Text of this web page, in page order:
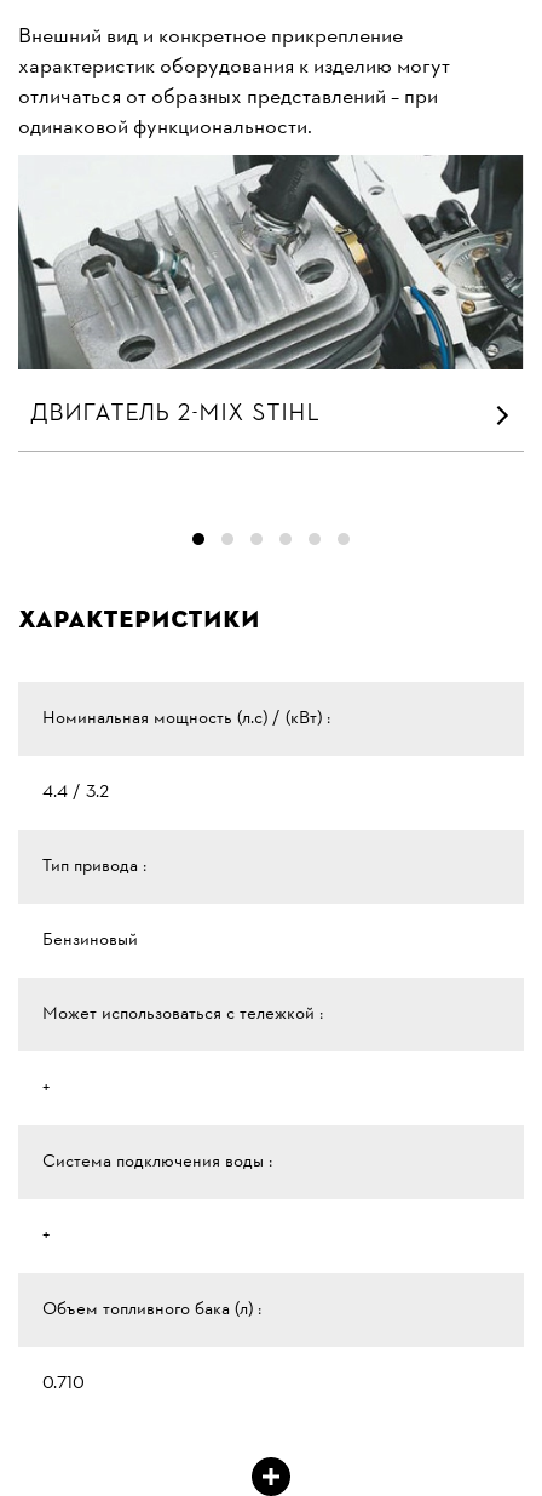
Внешний вид и конкретное прикрепление
характеристик оборудования к изделию могут
отличаться от образных представлений – при
одинаковой функциональности.
ДВИГАТЕЛЬ 2-MIX STIHL
Характеристики
Номинальная мощность (л.с) / (кВт) :
4.4 / 3.2
Тип привода :
Бензиновый
Может использоваться с тележкой :
+
Система подключения воды :
+
Объем топливного бака (л) :
0.710